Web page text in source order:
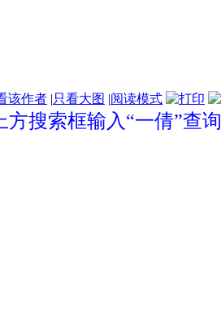
该作者 |只看大图 |阅读模式
搜索框输入“一倩”查询